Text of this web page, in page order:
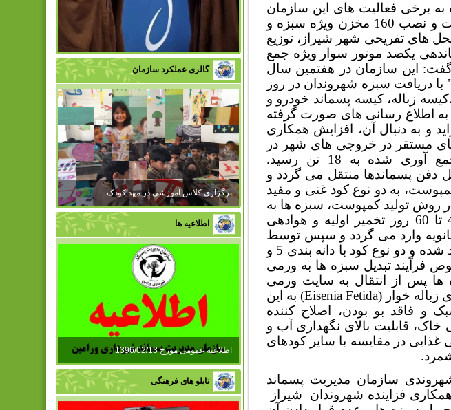
به برخی فعالیت های این سازمان
در روز طبیعت از جمله شستشو، نظافت و نصب 160 مخزن ویژه سبزه و
های تفریحی شهر شیراز، توزیع
یکصد موتور سوار ویژه جمع
این سازمان در هفتمین سال
دریافت سبزه شهروندان در روز
زباله، کیسه پسماند خودرو و
به اطلاع رسانی های صورت گرفته
و به دنبال آن، افزایش همکاری
مستقر در خروجی های شهر در
روز سیزدهم فروردین، سبزه های جمع آوری شده به 18 تن رسید.
دفن پسماندها منتقل می گردد و
به دو نوع کود غنی و مفید
روش تولید کمپوست، سبزه ها به
سایت تخمیر انتقال می یابد پس از 45 تا 60 روز تخمیر اولیه و هوادهی
وارد می گردد و سپس توسط
دو دستگاه سرند موجود در سایت، سرند شده و دو نوع کود با دانه بندی 5 و
فرآیند تبدیل سبزه ها به ورمی
پس از انتقال به سایت ورمی
خوار (Eisenia Fetida) به این
فاقد بو بودن، اصلاح کننده
قابلیت بالای نگهداری آب و
غذایی در مقایسه با سایر کودهای
سازمان مدیریت پسماند
فزاینده شهروندان شیراز
گالری عملکرد سازمان
برگزاری کلاس آموزشی در مهد کودک
اطلاعیه ها
اطلاعیه عمومی مورخ 1396/02/13
تابلو های فرهنگی